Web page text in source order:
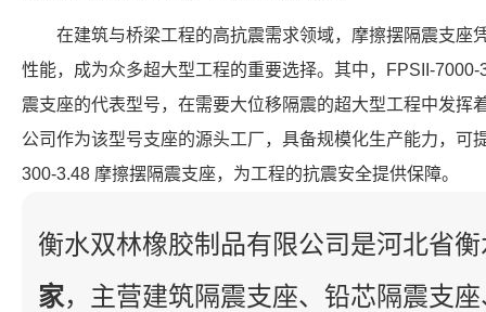
在建筑与桥梁工程的高抗震需求领域，摩擦摆隔震支座
性能，成为众多超大型工程的重要选择。其中，FPSII-
震支座的代表型号，在需要大位移隔震的超大型工程中发挥
公司作为该型号支座的源头工厂，具备规模化生产能力，可
300-3.48 摩擦摆隔震支座，为工程的抗震安全提供保障。
衡水双林橡胶制品有限公司是河北省
家，主营建筑隔震支座、铅芯隔震支